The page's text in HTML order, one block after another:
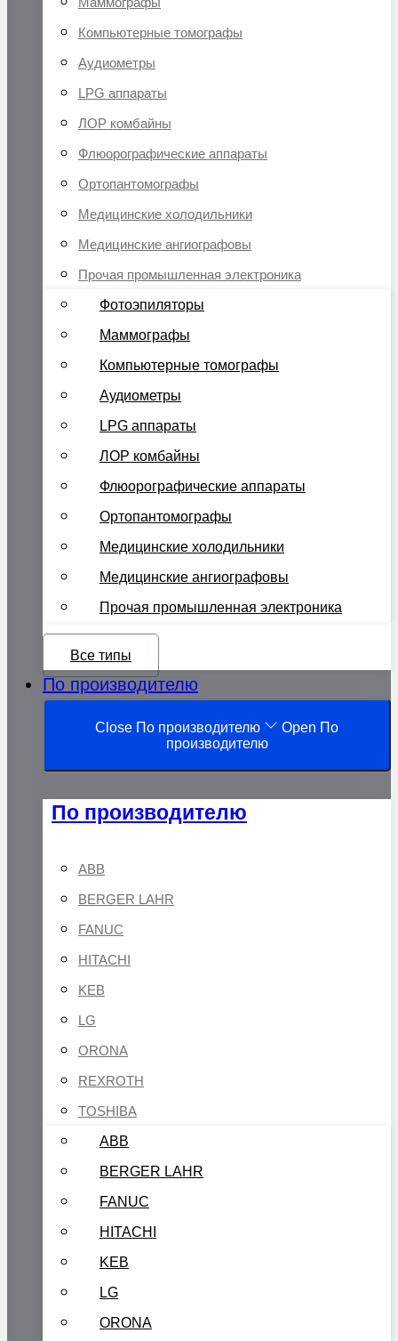
Компьютерные томографы
Аудиометры
LPG аппараты
ЛОР комбайны
Флюорографические аппараты
Ортопантомографы
Медицинские холодильники
Медицинские ангиографовы
Прочая промышленная электроника
Фотоэпиляторы
Маммографы
Компьютерные томографы
Аудиометры
LPG аппараты
ЛОР комбайны
Флюорографические аппараты
Ортопантомографы
Медицинские холодильники
Медицинские ангиографовы
Прочая промышленная электроника
Все типы
По производителю
Close По производителю
Open По
производителю
По производителю
ABB
BERGER LAHR
FANUC
HITACHI
KEB
LG
ORONA
REXROTH
TOSHIBA
ABB
BERGER LAHR
FANUC
HITACHI
KEB
LG
ORONA